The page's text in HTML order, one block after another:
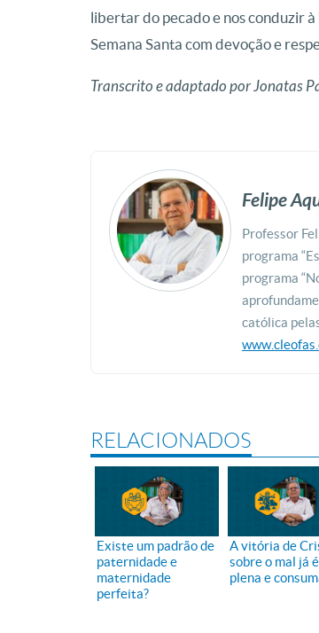
libertar do pecado e nos conduzir
Semana Santa com devoção e
Transcrito e adaptado por Jonatas
Felipe
Professor
programa
programa
católica
RELACIONADOS
Existe um padrão de
paternidade e
maternidade
perfeita?
A vitória de
sobre o mal já é
plena e